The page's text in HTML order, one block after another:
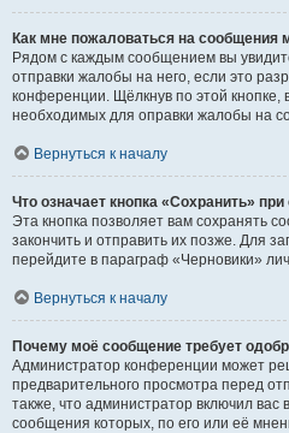
Как мне пожаловаться на сообщения
Рядом с каждым сообщением вы
отправки жалобы на него, если это
конференции. Щёлкнув по этой кнопке,
необходимых для оправки жалобы на
Вернуться к началу
Что означает кнопка «Сохранить»
Эта кнопка позволяет вам сохранять
закончить и отправить их позже. Для
перейдите в параграф «Черновики»
Вернуться к началу
Почему моё сообщение требует
Администратор конференции может
предварительного просмотра перед
также, что администратор включил вас
сообщения которых, по его или её